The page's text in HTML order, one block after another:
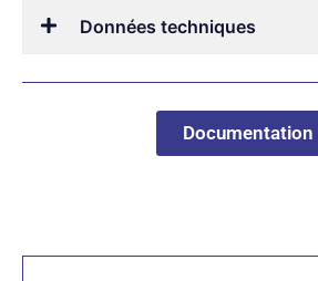
Données techniques
Documentation